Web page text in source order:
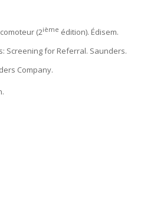
(2ième édition). Édisem.
Screening for Referral. Saunders.
Company.